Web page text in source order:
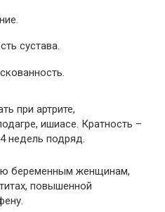
сустава.
при артрите,
ишиасе. Кратность –
недель подряд.
беременным женщинам,
повышенной